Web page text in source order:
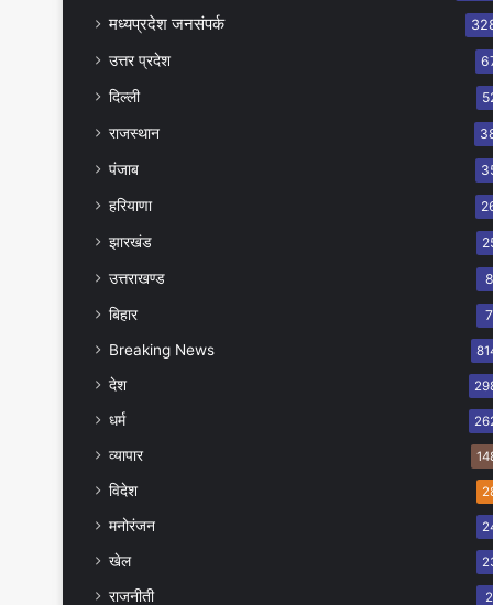
मध्यप्रदेश जनसंपर्क
उत्तर प्रदेश
दिल्ली
राजस्थान
पंजाब
हरियाणा
झारखंड
उत्तराखण्ड 8
बिहार 7
Breaking News
देश
धर्म
व्यापार
विदेश
मनोरंजन
खेल
राजनीती 2